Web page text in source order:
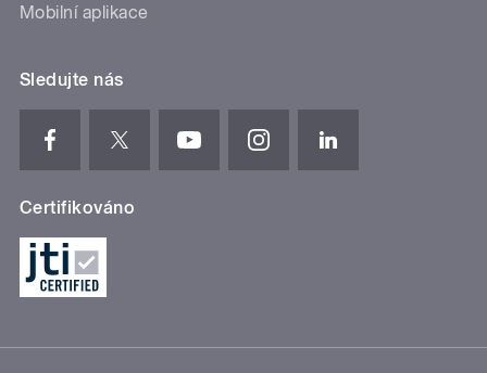
Mobilní aplikace
Sledujte nás
Certifikováno